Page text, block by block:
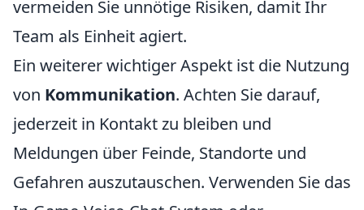
vermeiden Sie unnötige Risiken, damit Ihr
Team als Einheit agiert.
Ein weiterer wichtiger Aspekt ist die Nutzung
von Kommunikation. Achten Sie darauf,
jederzeit in Kontakt zu bleiben und
Meldungen über Feinde, Standorte und
Gefahren auszutauschen. Verwenden Sie das